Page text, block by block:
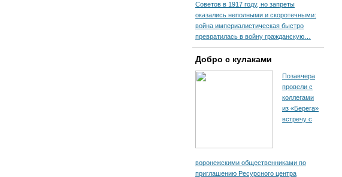
Советов в 1917 году, но запреты
оказались неполными и скоротечными:
война империалистическая быстро
превратилась в войну гражданскую…
Добро с кулаками
Позавчера
провели с
коллегами
из «Берега»
встречу с
воронежскими общественниками по
приглашению Ресурсного центра